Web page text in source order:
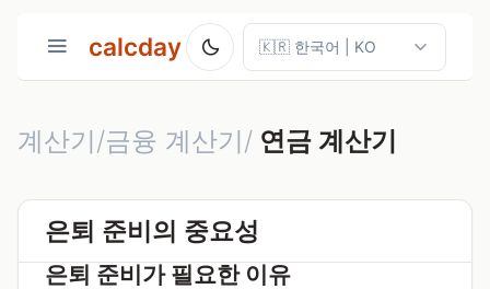
calcday
계산기/금융 계산기/ 연금 계산기
은퇴 준비의 중요성
은퇴 준비가 필요한 이유